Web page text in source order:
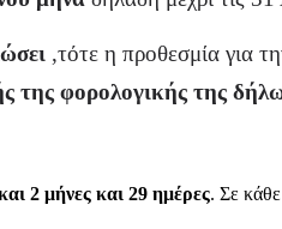
,τότε η προθεσμία για
της φορολογικής της
2 μήνες και 29 ημέρες. Σε